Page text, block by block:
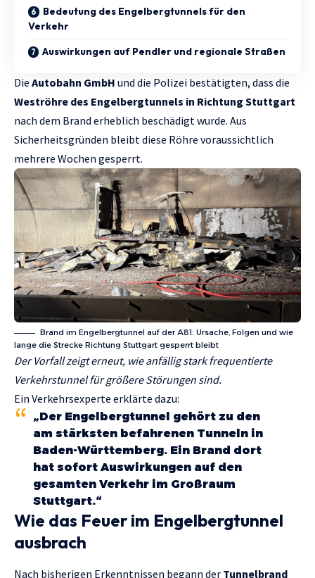
Bedeutung des Engelbergtunnels für den
Verkehr
Auswirkungen auf Pendler und regionale Straßen
Die Autobahn GmbH und die Polizei bestätigten, dass die
Weströhre des Engelbergtunnels in Richtung Stuttgart
nach dem Brand erheblich beschädigt wurde. Aus
Sicherheitsgründen bleibt diese Röhre voraussichtlich
mehrere Wochen gesperrt.
Brand im Engelbergtunnel auf der A81: Ursache, Folgen und wie
lange die Strecke Richtung Stuttgart gesperrt bleibt
Der Vorfall zeigt erneut, wie anfällig stark frequentierte
Verkehrstunnel für größere Störungen sind.
Ein Verkehrsexperte erklärte dazu:
„Der Engelbergtunnel gehört zu den
am stärksten befahrenen Tunneln in
Baden-Württemberg. Ein Brand dort
hat sofort Auswirkungen auf den
gesamten Verkehr im Großraum
Stuttgart.“
Wie das Feuer im Engelbergtunnel
ausbrach
Nach bisherigen Erkenntnissen begann der Tunnelbrand